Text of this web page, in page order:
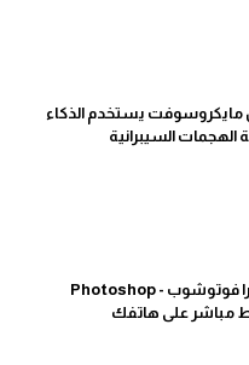
مايكروسوفت يستخدم الذكاء
السيبرانية
تحميل تطبيق كاميرا فوتوشوب - Photoshop